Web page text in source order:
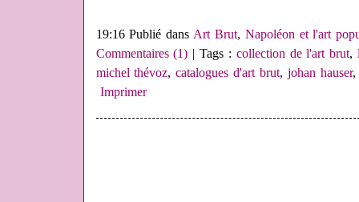
19:16 Publié dansArt Brut, Napoléon et l'art
Commentaires (1) | Tags : collection de l'art brut,
michel thévoz,catalogues d'art brut, johan hauser
Imprimer